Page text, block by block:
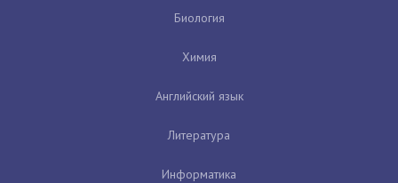
Биология
Химия
Английский язык
Литература
Информатика